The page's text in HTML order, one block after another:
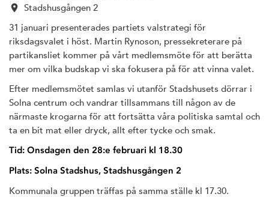
Stadshusgången 2
31 januari presenterades partiets valstrategi för
riksdagsvalet i höst. Martin Rynoson, pressekreterare på
partikansliet kommer på vårt medlemsmöte för att berätta
mer om vilka budskap vi ska fokusera på för att vinna valet.
Efter medlemsmötet samlas vi utanför Stadshusets dörrar i
Solna centrum och vandrar tillsammans till någon av de
närmaste krogarna för att fortsätta våra politiska samtal och
ta en bit mat eller dryck, allt efter tycke och smak.
Tid: Onsdagen den 28:e februari kl 18.30
Plats: Solna Stadshus, Stadshusgången 2
Kommunala gruppen träffas på samma ställe kl 17.30.